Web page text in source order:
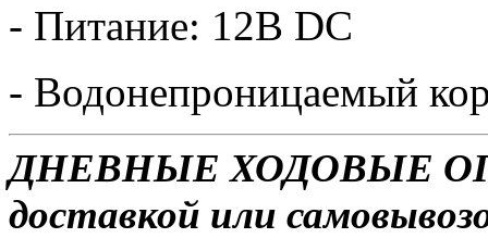
- Питание: 12В DC
- Водонепроницаемый
ДНЕВНЫЕ ХОДОВЫЕ
доставкой или